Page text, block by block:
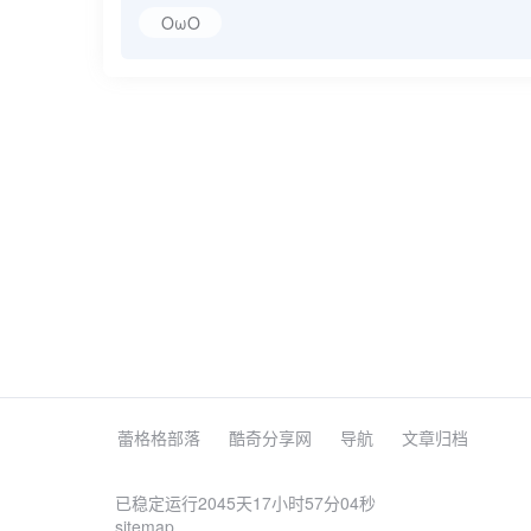
OωO
蕾格格部落 酷奇分享网 导航 文章归档
已稳定运行2045天17小时57分05秒
sitemap